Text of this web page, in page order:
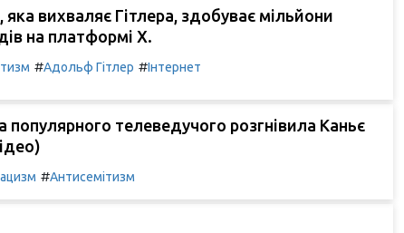
яка вихваляє Гітлера, здобуває мільйони
на платформі X.
#Адольф Гітлер #Інтернет
популярного телеведучого розгнівила Каньє
#Антисемітизм